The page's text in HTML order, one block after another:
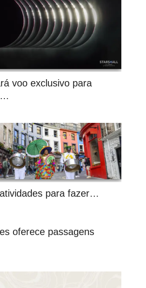
voo exclusivo para
para fazer…
oferece passagens